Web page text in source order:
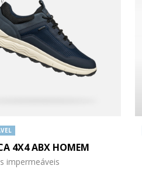
4X4 ABX HOMEM
impermeáveis